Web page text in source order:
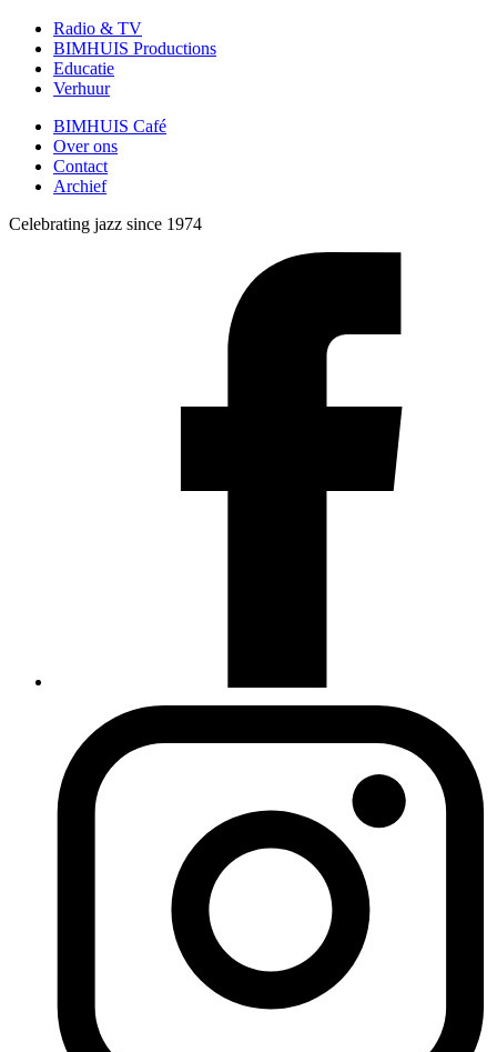
Radio & TV
BIMHUIS Productions
Educatie
Verhuur
BIMHUIS Café
Over ons
Contact
Archief
Celebrating jazz since 1974